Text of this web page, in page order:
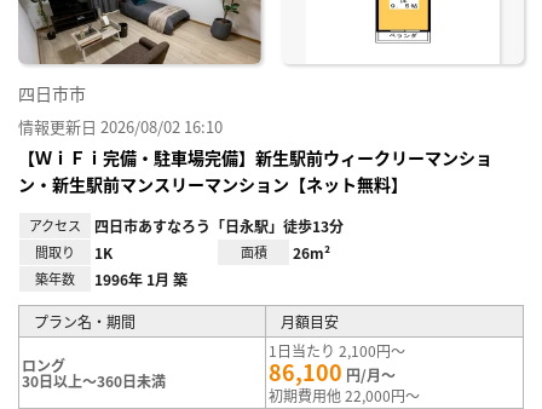
四日市市
情報更新日 2026/08/02 16:10
【ＷｉＦｉ完備・駐車場完備】新生駅前ウィークリーマンショ
ン・新生駅前マンスリーマンション【ネット無料】
アクセス 四日市あすなろう「日永駅」徒歩13分
間取り 1K 面積 26m²
築年数 1996年 1月 築
プラン名・期間 月額目安
ロング
30日以上～360日未満
1日当たり 2,100円～
86,100 円/月～
初期費用他 22,000円～